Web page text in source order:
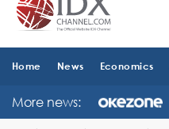
Home News Economics
More news: